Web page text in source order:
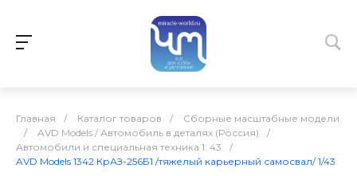
Главная / Каталог товаров /
Сборные масштабные модели
/
AVD Models / Автомобиль в деталях (Россия)
/
Автомобили и специальная техника 1: 43
/
AVD Models 1342 КрАЗ-256Б1 /тяжелый карьерный самосвал/ 1/43